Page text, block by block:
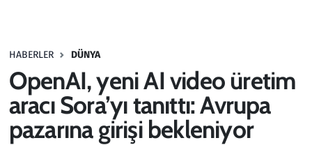
HABERLER DÜNYA
OpenAI, yeni AI video üretim
aracı Sora’yı tanıttı: Avrupa
pazarına girişi bekleniyor
Haber
Kültür Sanat
Kurumsal Haberler